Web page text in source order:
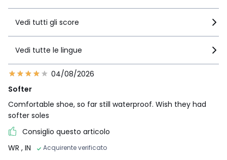
Vedi tutti gli score
Vedi tutte le lingue
04/08/2026
Softer
Comfortable shoe, so far still waterproof. Wish they had
softer soles
Consiglio questo articolo
WR , IN Acquirente verificato